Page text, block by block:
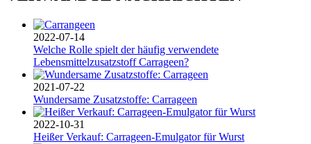
2022-07-14
Welche Rolle spielt der häufig verwendete
Lebensmittelzusatzstoff Carrageen?
2021-07-22
Wundersame Zusatzstoffe: Carrageen
2022-10-31
Heißer Verkauf: Carrageen-Emulgator für Wurst